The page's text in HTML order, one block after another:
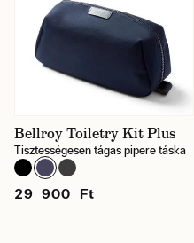
Bellroy Toiletry Kit Plus
Tisztességesen tágas pipere táska
29 900 Ft